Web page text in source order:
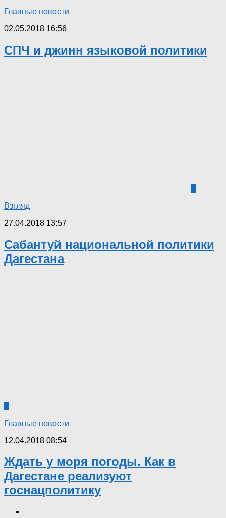
Главные новости
02.05.2018 16:56
СПЧ и джинн языковой политики
Взгляд
27.04.2018 13:57
Сабантуй национальной политики
Дагестана
Главные новости
12.04.2018 08:54
Ждать у моря погоды. Как в
Дагестане реализуют
госнацполитику